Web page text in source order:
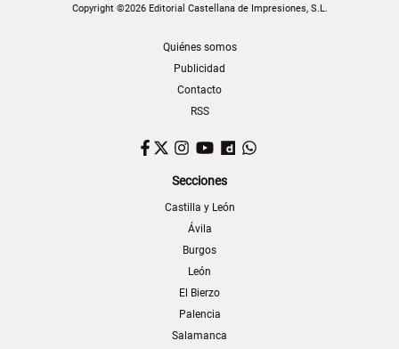
Copyright ©2026 Editorial Castellana de Impresiones, S.L.
Quiénes somos
Publicidad
Contacto
RSS
Facebook
TwitterInstagram
YouTubeDailymotion
Secciones
Castilla y León
Ávila
Burgos
León
El Bierzo
Palencia
Salamanca